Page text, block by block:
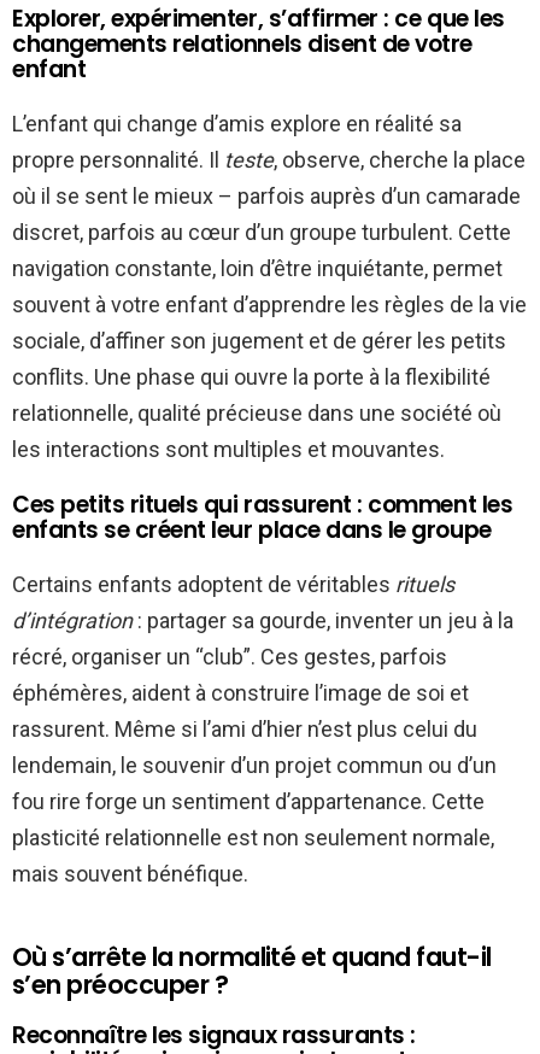
Explorer, expérimenter, s’affirmer : ce que les
changements relationnels disent de votre
enfant
L’enfant qui change d’amis explore en réalité sa
propre personnalité. Il teste, observe, cherche la place
où il se sent le mieux – parfois auprès d’un camarade
discret, parfois au cœur d’un groupe turbulent. Cette
navigation constante, loin d’être inquiétante, permet
souvent à votre enfant d’apprendre les règles de la vie
sociale, d’affiner son jugement et de gérer les petits
conflits. Une phase qui ouvre la porte à la flexibilité
relationnelle, qualité précieuse dans une société où
les interactions sont multiples et mouvantes.
Ces petits rituels qui rassurent : comment les
enfants se créent leur place dans le groupe
Certains enfants adoptent de véritables rituels
d’intégration: partager sa gourde, inventer un jeu à la
récré, organiser un “club”. Ces gestes, parfois
éphémères, aident à construire l’image de soi et
rassurent. Même si l’ami d’hier n’est plus celui du
lendemain, le souvenir d’un projet commun ou d’un
fou rire forge un sentiment d’appartenance. Cette
plasticité relationnelle est non seulement normale,
mais souvent bénéfique.
Où s’arrête la normalité et quand faut-il
s’en préoccuper ?
Reconnaître les signaux rassurants :